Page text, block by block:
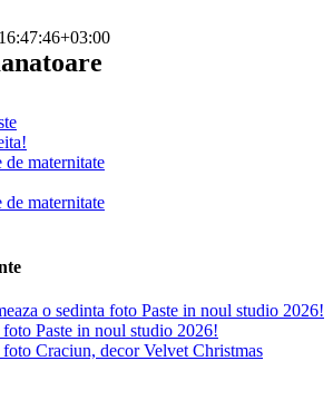
o sedinta foto Paste in noul studio 2026!
foto Paste in noul studio 2026!
foto Craciun, decor Velvet Christmas